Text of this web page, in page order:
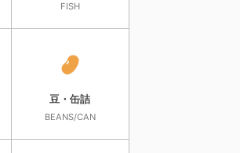
FISH
豆・缶詰
BEANS/CAN